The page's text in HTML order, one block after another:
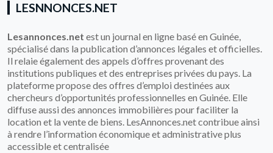
LESNNONCES.NET
Lesannonces.net est un journal en ligne basé en Guinée,
spécialisé dans la publication d’annonces légales et officielles.
Il relaie également des appels d’offres provenant des
institutions publiques et des entreprises privées du pays. La
plateforme propose des offres d’emploi destinées aux
chercheurs d’opportunités professionnelles en Guinée. Elle
diffuse aussi des annonces immobilières pour faciliter la
location et la vente de biens. LesAnnonces.net contribue ainsi
à rendre l’information économique et administrative plus
accessible et centralisée